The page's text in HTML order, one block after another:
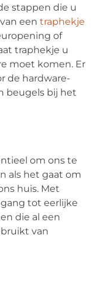
stappen die u
eentraphekje
of
traphekje u
moet komen. Er
de hardware-
beugels bij het
om ons te
als het gaat om
huis. Met
tot eerlijke
die al een
van